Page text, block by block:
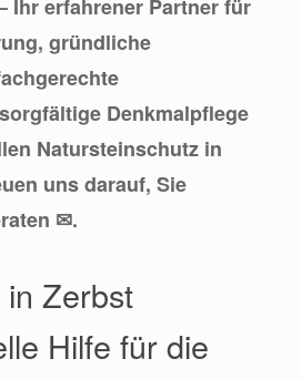
Ihr erfahrener Partner für
gründliche
Denkmalpflege
Natursteinschutz in
uns darauf, Sie
✉.
Zerbst
Hilfe für die